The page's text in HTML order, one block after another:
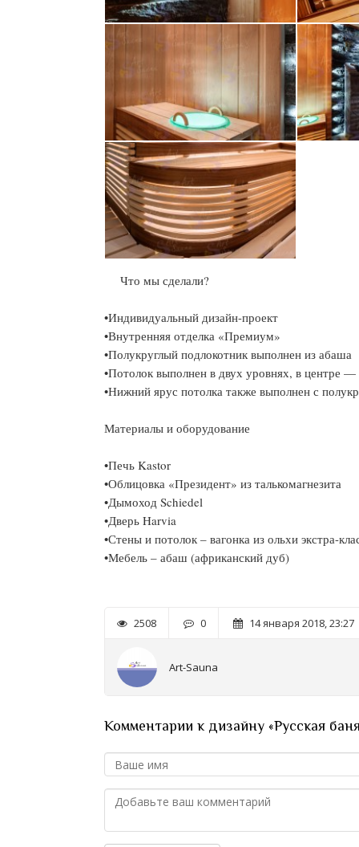
Что мы сделали?
•Индивидуальный дизайн-проект
•Внутренняя отделка «Премиум»
•Полукруглый подлокотник выполнен из абаша
•Потолок выполнен в двух уровнях, в центре
•Нижний ярус потолка также выполнен с
Материалы и оборудование
•Печь Kastor
•Облицовка «Президент» из талькомагнезита
•Дымоход Schiedel
•Дверь Harvia
•Стены и потолок – вагонка из ольхи экстра-
•Мебель – абаш (африканский дуб)
2508 0 14 января 2018, 23:27
Art-Sauna
Комментарии к дизайну «Русская